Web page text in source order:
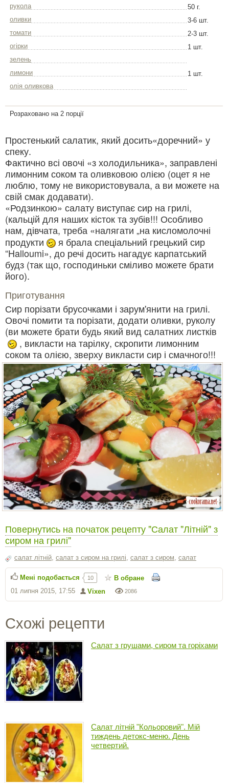
рукола
50 г.
оливки
3-6 шт.
томати
2-3 шт.
огірки
1 шт.
зелень
лимони
1 шт.
олія оливкова
Розраховано на 2 порції
Простенький салатик, який досить«доречний» у
спеку.
Фактично всі овочі «з холодильника», заправлені
лимонним соком та оливковою олією (оцет я не
люблю, тому не використовувала, а ви можете на
свій смак додавати).
«Родзинкою» салату виступає сир на грилі,
(кальцій для наших кісток та зубів!!! Особливо
нам, дівчата, треба «налягати „на кисломолочні
продукти
я брала спеціальний грецький сир
“Halloumi», до речі досить нагадує карпатський
будз (так що, господиньки сміливо можете брати
його).
Приготування
Сир порізати брусочками і зарум'янити на грилі.
Овочі помити та порізати, додати оливки, руколу
(ви можете брати будь який вид салатних листків
, викласти на тарілку, скропити лимонним
соком та олією, зверху викласти сир і смачного!!!
Повернутись на початок рецепту "Салат "Літній" з
сиром на грилі"
салат літній, салат з сиром на грилі, салат з сиром, салат
2086
Vixen
01 липня 2015, 17:55
Мені подобається 10 В обране
Схожі рецепти
Салат з грушами, сиром та горіхами
Салат літній "Кольоровий". Мій
тиждень детокс-меню. День
четвертий.